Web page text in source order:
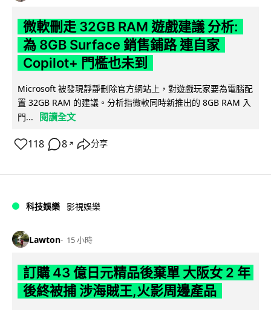
微軟刪走 32GB RAM 遊戲建議 分析:
為 8GB Surface 銷售鋪路 連自家
Copilot+ 門檻也未到
Microsoft 被發現靜靜刪除官方網站上，對遊戲玩家要為電腦配
置 32GB RAM 的建議。分析指微軟同時新推出的 8GB RAM 入
門...
閱讀全文
118 8 ↗ 分享
科技娛樂 影視娛樂
Lawton 15 小時
訂購 43 億日元精品後棄單 大阪女 2 年
後終被捕 涉海賊王,火影周邊產品